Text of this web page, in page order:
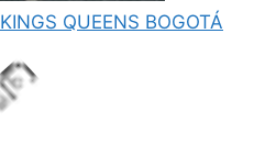
KINGS QUEENS BOGOTÁ
L
oa
di
n.